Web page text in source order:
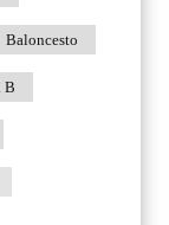
Baloncesto
B